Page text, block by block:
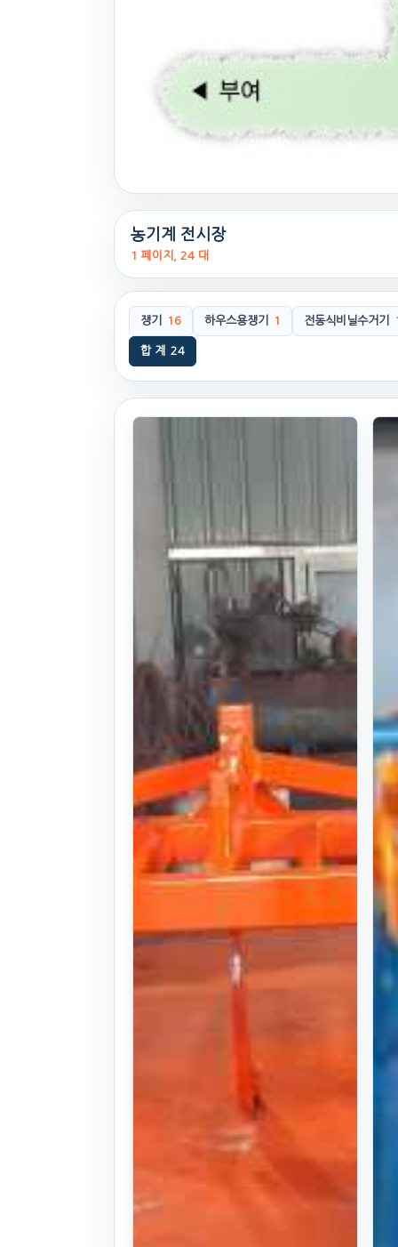
농기계 전시장
1 페이지, 24 대
쟁기 16 하우스용쟁기 1 전동식비닐수거기
합 계 24